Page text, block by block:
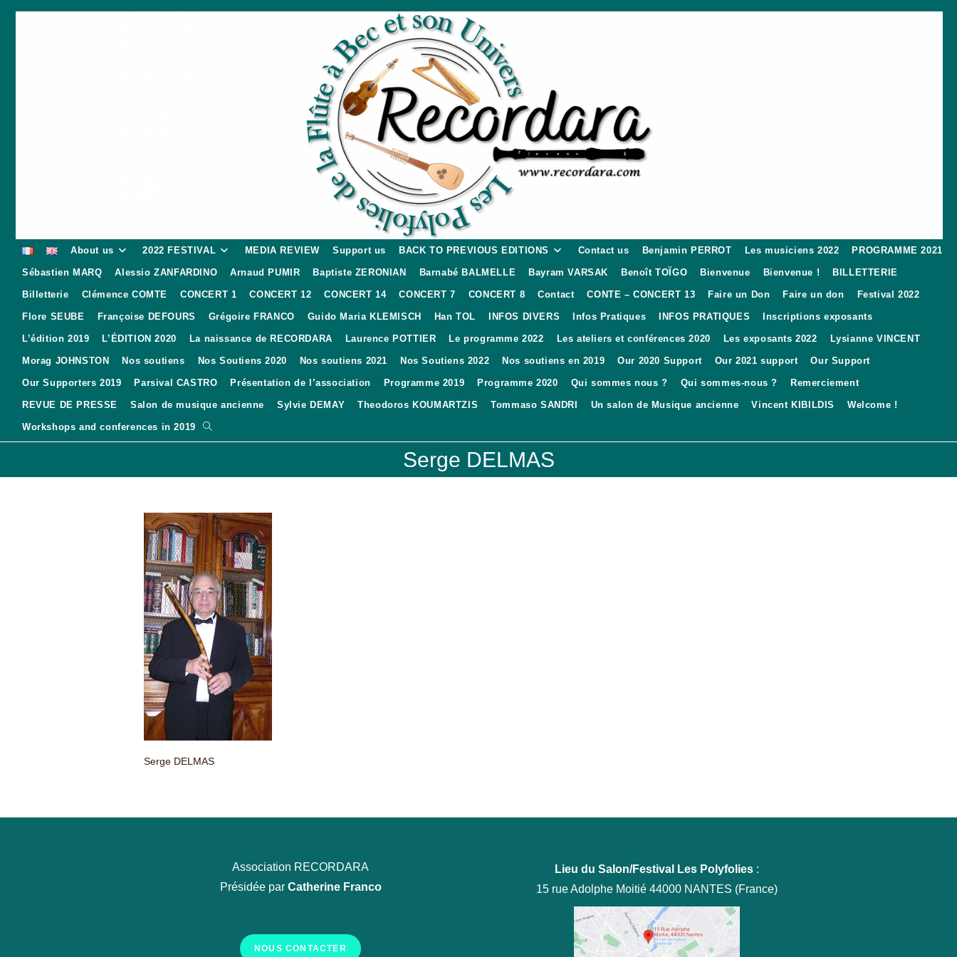
About us 2022 FESTIVAL MEDIA REVIEW Support us BACK TO PREVIOUS EDITIONS Contact us Benjamin PERROT Les musiciens 2022 PROGRAMME 2021
Sébastien MARQ Alessio ZANFARDINO Arnaud PUMIR Baptiste ZERONIAN Barnabé BALMELLE Bayram VARSAK Benoît TOÏGO Bienvenue Bienvenue ! BILLETTERIE
Billetterie Clémence COMTE CONCERT 1 CONCERT 12 CONCERT 14 CONCERT 7 CONCERT 8 Contact CONTE – CONCERT 13 Faire un Don Faire un don Festival 2022
Flore SEUBE Françoise DEFOURS Grégoire FRANCO Guido Maria KLEMISCH Han TOL INFOS DIVERS Infos Pratiques INFOS PRATIQUES Inscriptions exposants
L’édition 2019 L’ÉDITION 2020 La naissance de RECORDARA Laurence POTTIER Le programme 2022 Les ateliers et conférences 2020 Les exposants 2022 Lysianne VINCENT
Morag JOHNSTON Nos soutiens Nos Soutiens 2020 Nos soutiens 2021 Nos Soutiens 2022 Nos soutiens en 2019 Our 2020 Support Our 2021 support Our Support
Our Supporters 2019 Parsival CASTRO Présentation de l’association Programme 2019 Programme 2020 Qui sommes nous ? Qui sommes-nous ? Remerciement
REVUE DE PRESSE Salon de musique ancienne Sylvie DEMAY Theodoros KOUMARTZIS Tommaso SANDRI Un salon de Musique ancienne Vincent KIBILDIS Welcome !
Workshops and conferences in 2019
Toggle
Serge DELMAS
Serge DELMAS
Association RECORDARA
Présidée par Catherine Franco
NOUS CONTACTER
Lieu du Salon/Festival Les Polyfolies:
15 rue Adolphe Moitié 44000 NANTES (France)